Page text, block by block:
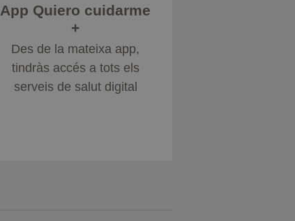
App Quiero cuidarme
+
Des de la mateixa app,
tindràs accés a tots els
serveis de salut digital